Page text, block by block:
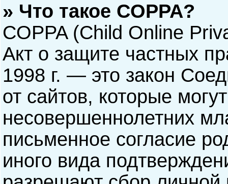
» Что такое COPPA?
COPPA (Child Online
Акт о защите частных
1998 г. — это закон
от сайтов, которые
несовершеннолетних
письменное согласие
иного вида